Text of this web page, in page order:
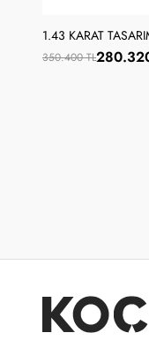
1.43 KARAT
350.400 TL